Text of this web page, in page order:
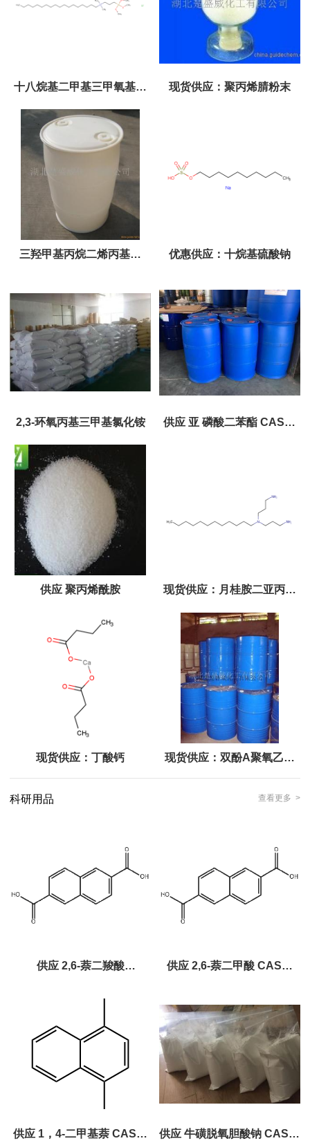
十八烷基二甲基三甲氧基硅
烷基丙基氯化铵/27668-52-6
现货供应：聚丙烯腈粉末
三羟甲基丙烷二烯丙基醚 优惠供应：十烷基硫酸钠
2,3-环氧丙基三甲基氯化铵 供应 亚 磷酸二苯酯 CAS：
供应 聚丙烯酰胺 现货供应：月桂胺二亚丙基
二胺 CAS:2372-82-9
现货供应：丁酸钙 现货供应：双酚A聚氧乙烯
科研用品
查看更多 >
供应 2,6-萘二羧酸 供应 2,6-萘二甲酸 CAS：
供应 1，4-二甲基萘 CAS： 供应 牛磺脱氧胆酸钠 CAS：